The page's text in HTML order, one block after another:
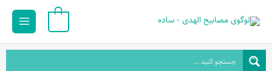
محتوا
Main